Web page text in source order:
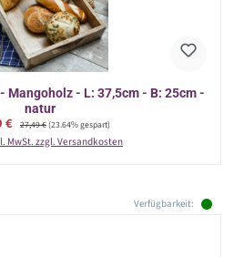
- L: 37,5cm - B: 25cm -
natur
€ Regulärer Preis:
27,49 €(23.64% gespart)
MwSt. zzgl. Versandkosten
Verfügbarkeit: